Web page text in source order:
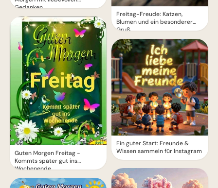
Gedanken
Guten Morgen Freitag -
Kommts später gut ins
Wochenende
Freitag-Freude: Katzen,
Blumen und ein besonderer
Gruß
Ein guter Start: Freunde &
Wissen sammeln für Instagram